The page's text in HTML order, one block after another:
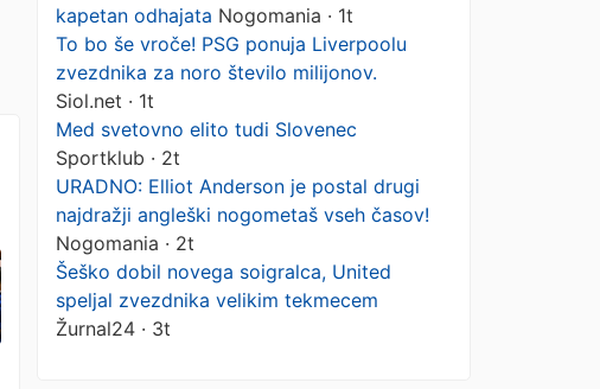
kapetan odhajata Nogomania · 1t
To bo še vroče! PSG ponuja Liverpoolu
zvezdnika za noro število milijonov.
Siol.net · 1t
Med svetovno elito tudi Slovenec
Sportklub · 2t
URADNO: Elliot Anderson je postal drugi
najdražji angleški nogometaš vseh časov!
Nogomania · 2t
Šeško dobil novega soigralca, United
speljal zvezdnika velikim tekmecem
Žurnal24 · 3t